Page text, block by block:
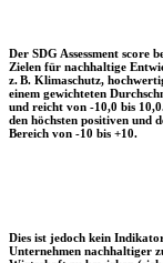
Der SDG Assessment score
Zielen für nachhaltige
z. B. Klimaschutz,
einem gewichteten
und reicht von -10,0 bis
den höchsten positiven und
Bereich von -10 bis +10.
Dies ist jedoch kein
Unternehmen nachhaltiger